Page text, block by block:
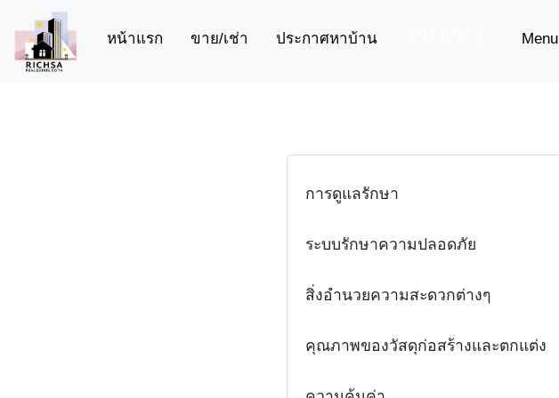
หน้าแรก (current)
ขาย/เช่า ประกาศหาบ้าน Menu
การดูแลรักษา
ระบบรักษาความปลอดภัย
สิ่งอำนวยความสะดวกต่างๆ
คุณภาพของวัสดุก่อสร้างและตกแต่ง